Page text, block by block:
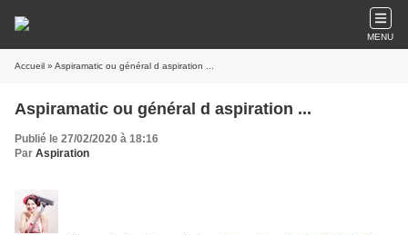
MENU
Accueil » Aspiramatic ou général d aspiration ...
Aspiramatic ou général d aspiration ...
Publié le 27/02/2020 à 18:16
Par Aspiration